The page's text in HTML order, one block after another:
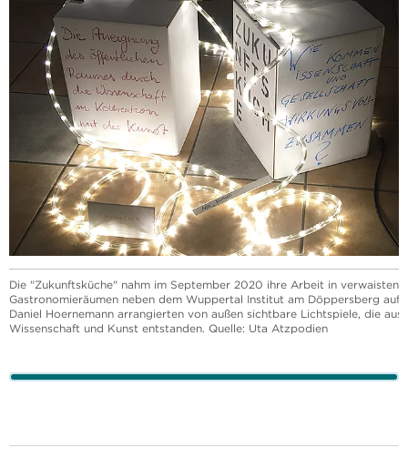
Die "Zukunftsküche" nahm im September 2020 ihre Arbeit in verwaisten
Gastronomieräumen neben dem Wuppertal Institut am Döppersberg
Daniel Hoernemann arrangierten von außen sichtbare Lichtspiele, die
Wissenschaft und Kunst entstanden. Quelle: Uta Atzpodien